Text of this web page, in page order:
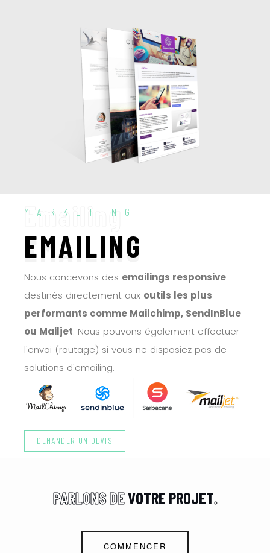
MARKETING
EMAILING
Emailing
Nous concevons des emailings responsive
destinés directement aux outils les plus
performants comme Mailchimp, SendInBlue
ou Mailjet. Nous pouvons également effectuer
l'envoi (routage) si vous ne disposiez pas de
solutions d'emailing.
DEMANDER UN DEVIS
PARLONSDEVOTRE PROJET.
COMMENCER